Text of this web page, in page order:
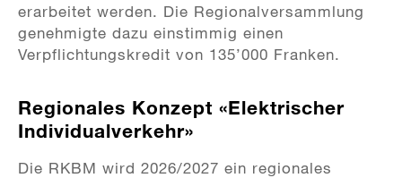
erarbeitet werden. Die Regionalversammlung
genehmigte dazu einstimmig einen
Verpflichtungskredit von 135’000 Franken.
Regionales Konzept «Elektrischer
Individualverkehr»
Die RKBM wird 2026/2027 ein regionales